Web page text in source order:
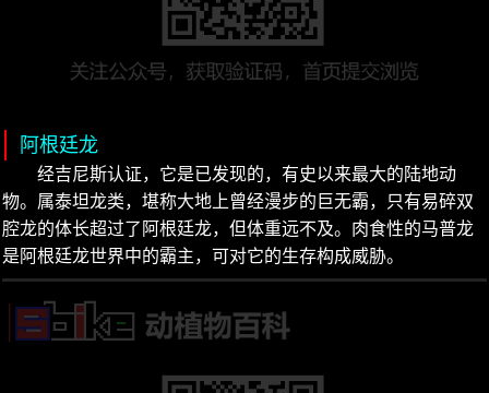
阿根廷龙
经吉尼斯认证，它是已发现的，有史以来最大的陆地动
物。属泰坦龙类，堪称大地上曾经漫步的巨无霸，只有易碎双
腔龙的体长超过了阿根廷龙，但体重远不及。肉食性的马普龙
是阿根廷龙世界中的霸主，可对它的生存构成威胁。